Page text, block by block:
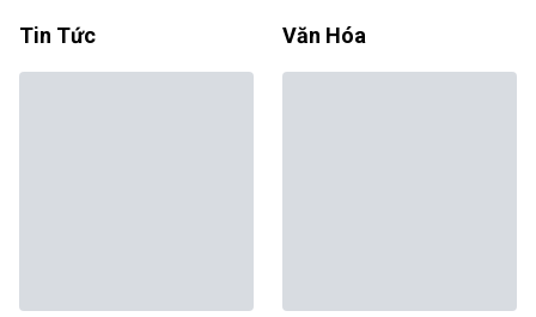
Tin Tức Văn Hóa